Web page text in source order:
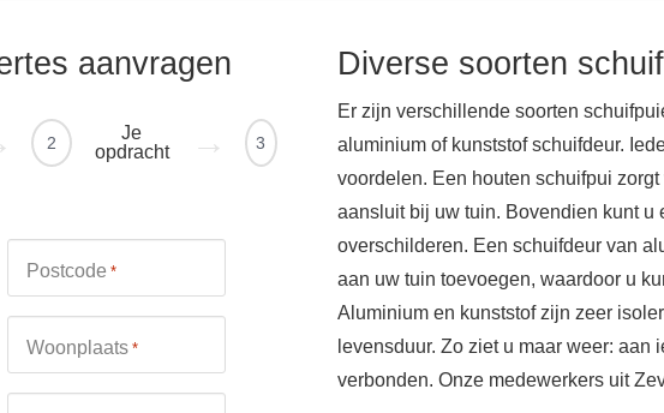
aanvragen
2
Je
opdracht
3
Ontvang
offertes
Postcode *
Woonplaats *
Diverse soorten
Er zijn verschillende soorten
aluminium of kunststof schuifdeur.
voordelen. Een houten schuifpui
aansluit bij uw tuin. Bovendien kunt
overschilderen. Een schuifdeur van
aan uw tuin toevoegen, waardoor u
Aluminium en kunststof zijn zeer
levensduur. Zo ziet u maar weer:
verbonden. Onze medewerkers uit